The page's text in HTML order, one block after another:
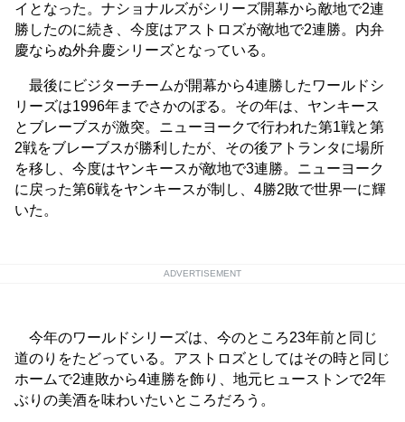
イとなった。ナショナルズがシリーズ開幕から敵地で2連
勝したのに続き、今度はアストロズが敵地で2連勝。内弁
慶ならぬ外弁慶シリーズとなっている。
最後にビジターチームが開幕から4連勝したワールドシ
リーズは1996年までさかのぼる。その年は、ヤンキース
とブレーブスが激突。ニューヨークで行われた第1戦と第
2戦をブレーブスが勝利したが、その後アトランタに場所
を移し、今度はヤンキースが敵地で3連勝。ニューヨーク
に戻った第6戦をヤンキースが制し、4勝2敗で世界一に輝
いた。
ADVERTISEMENT
今年のワールドシリーズは、今のところ23年前と同じ
道のりをたどっている。アストロズとしてはその時と同じ
ホームで2連敗から4連勝を飾り、地元ヒューストンで2年
ぶりの美酒を味わいたいところだろう。